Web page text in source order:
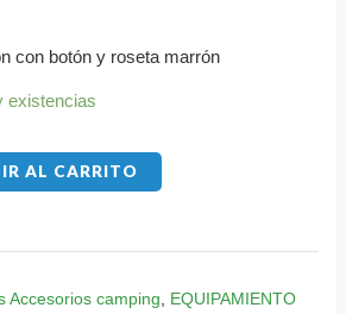
con botón y roseta marrón
existencias
AL CARRITO
Accesorios camping
EQUIPAMIENTO